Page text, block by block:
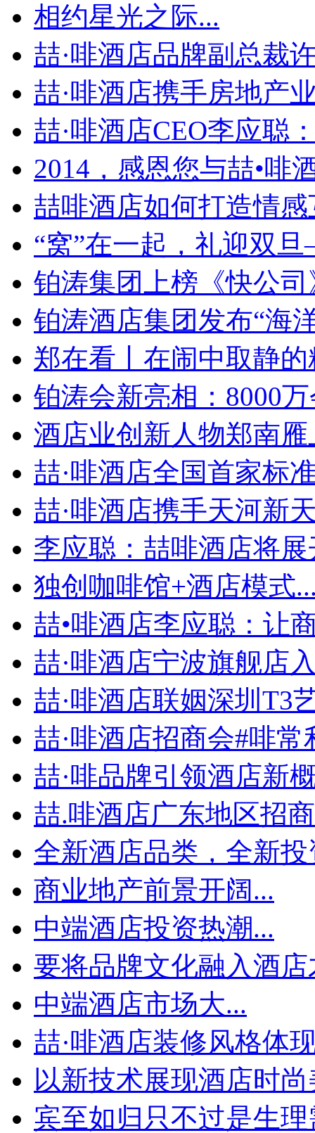
相约星光之际...
喆·啡酒店品牌副总裁
喆·啡酒店携手房地产
喆·啡酒店CEO李应聪
2014，感恩您与喆•啡
喆啡酒店如何打造情感
“窝”在一起，礼迎双
铂涛集团上榜《快公司
铂涛酒店集团发布“海
郑在看丨在闹中取静的
铂涛会新亮相：8000
酒店业创新人物郑南雁
喆·啡酒店全国首家标
喆·啡酒店携手天河新
李应聪：喆啡酒店将展
独创咖啡馆+酒店模式
喆•啡酒店李应聪：让
喆·啡酒店宁波旗舰店
喆·啡酒店联姻深圳T3
喆·啡酒店招商会#啡常
喆·啡品牌引领酒店新
喆.啡酒店广东地区招
全新酒店品类，全新投
商业地产前景开阔...
中端酒店投资热潮...
要将品牌文化融入酒店
中端酒店市场大...
喆·啡酒店装修风格体
以新技术展现酒店时
宾至如归只不过是生理